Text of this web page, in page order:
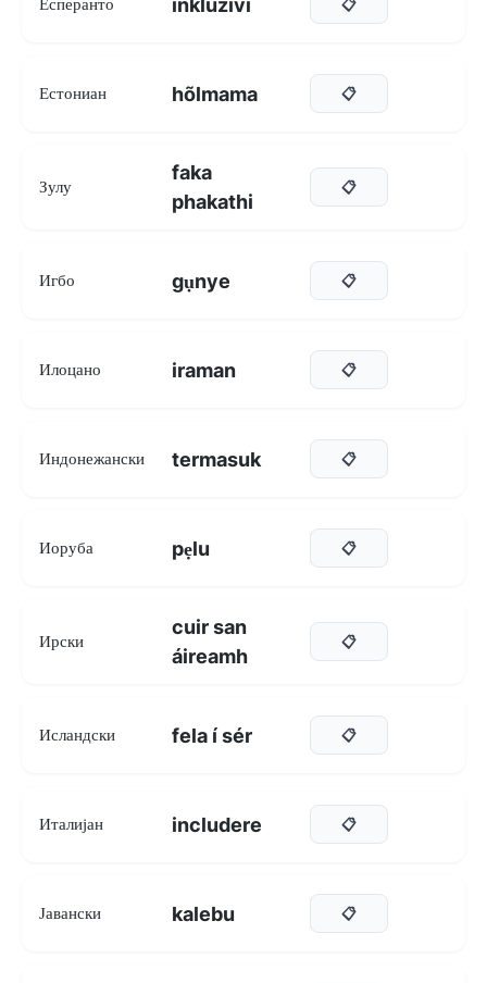
📋
Естониан hõlmama 📋
Зулу
faka
phakathi
📋
Игбо gụnye 📋
Илоцано iraman 📋
Индонежански termasuk 📋
Иоруба pẹlu 📋
Ирски
cuir san
áireamh
📋
Исландски fela í sér 📋
Италијан includere 📋
Јавански kalebu 📋